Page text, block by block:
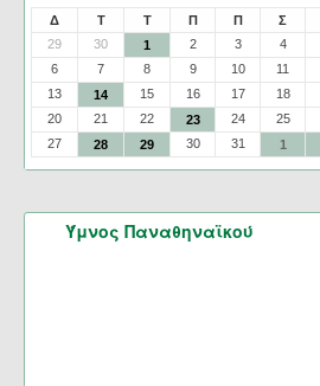
Δ Τ Τ Π Π Σ
29
30 1 2 3 4
6
7 8 9 10 11
13
14 15 16 17 18
20
21 22 23 24 25
27
28 29 30 31 1
Ύμνος Παναθηναϊκού